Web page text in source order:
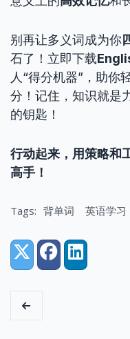
别再让多义词成为你
石了！立即下载
人“得分机器”，助你
分！记住，知识就是
的钥匙！
行动起来，用策略和
高手！
Tags: 背单词 英语学习
Share:
X (Twitter)
FacebookLinkedIn